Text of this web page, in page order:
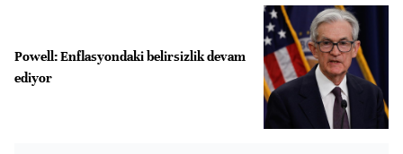
Powell: Enflasyondaki belirsizlik devam
ediyor